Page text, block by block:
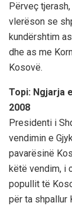
Përveç
vlerëson se
kundërshtim
dhe as me
Kosovë.
Topi: Ngjarja
2008
Presidenti i
vendimin e
pavarësinë
këtë vendim, i
popullit të
për ta shpallur